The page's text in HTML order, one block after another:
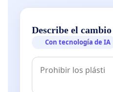
Describe el
Con tecnología de IA